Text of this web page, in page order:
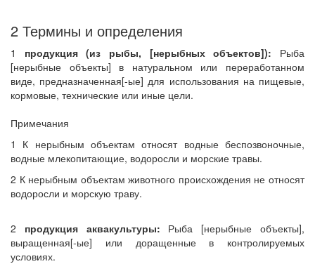
2 Термины и определения
1 продукция (из рыбы, [нерыбных объектов]): Рыба
[нерыбные объекты] в натуральном или переработанном
виде, предназначенная[-ые] для использования на пищевые,
кормовые, технические или иные цели.
Примечания
1 К нерыбным объектам относят водные беспозвоночные,
водные млекопитающие, водоросли и морские травы.
2 К нерыбным объектам животного происхождения не относят
водоросли и морскую траву.
2 продукция аквакультуры: Рыба [нерыбные объекты],
выращенная[-ые] или доращенные в контролируемых
условиях.